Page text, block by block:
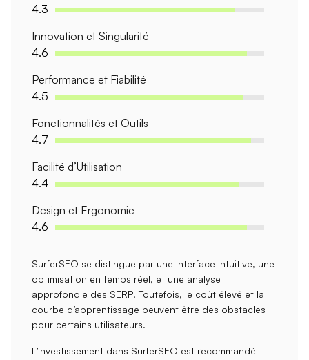
4.3
Innovation et Singularité
4.6
Performance et Fiabilité
4.5
Fonctionnalités et Outils
4.7
Facilité d’Utilisation
4.4
Design et Ergonomie
4.6
SurferSEO se distingue par une interface intuitive, une
optimisation en temps réel, et une analyse
approfondie des SERP. Toutefois, le coût élevé et la
courbe d’apprentissage peuvent être des obstacles
pour certains utilisateurs.
L’investissement dans SurferSEO est recommandé